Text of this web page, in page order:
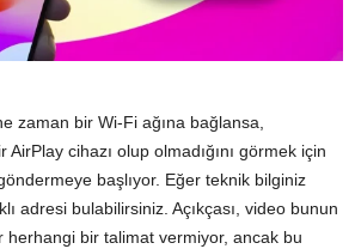
zaman bir Wi-Fi ağına bağlansa,
cihazı olup olmadığını görmek için
başlıyor. Eğer teknik bilginiz
adresi bulabilirsiniz. Açıkçası, video bunun
herhangi bir talimat vermiyor, ancak bu